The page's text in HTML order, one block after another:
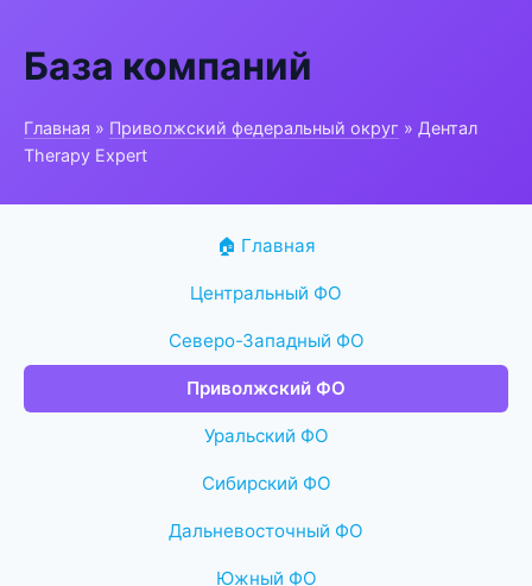
База компаний
Главная » Приволжский федеральный округ » Дентал
Therapy Expert
🏠 Главная
Центральный ФО
Северо-Западный ФО
Приволжский ФО
Уральский ФО
Сибирский ФО
Дальневосточный ФО
Южный ФО